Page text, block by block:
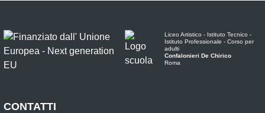
Liceo Artistico - Istituto Tecnico -
Istituto Professionale - Corso per
adulti
Confalonieri De Chirico
Roma
CONTATTI